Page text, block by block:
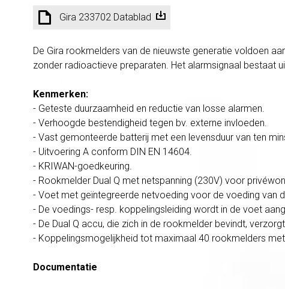
Gira 233702 Datablad
De Gira rookmelders van de nieuwste generatie voldoen
zonder radioactieve preparaten. Het alarmsignaal bestaat
Kenmerken:
- Geteste duurzaamheid en reductie van losse alarmen.
- Verhoogde bestendigheid tegen bv. externe invloeden.
- Vast gemonteerde batterij met een levensduur van ten
- Uitvoering A conform DIN EN 14604.
- KRIWAN-goedkeuring.
- Rookmelder Dual Q met netspanning (230V) voor
- Voet met geïntegreerde netvoeding voor de voeding van
- De voedings- resp. koppelingsleiding wordt in de voet
- De Dual Q accu, die zich in de rookmelder bevindt,
- Koppelingsmogelijkheid tot maximaal 40 rookmelders met
Documentatie